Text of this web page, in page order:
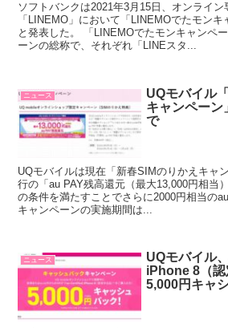
ソフトバンクは2021年3月15日、オンライン
「LINEMO」において「LINEMOでたモン
と発表した。 「LINEMOでたモンキャンペ
ーンの総称で、それぞれ「LINEスタ...
ニュース
UQモバイル
キャンペーン
で
UQモバイルは現在「新春SIMのりかえキャ
行の「au PAY残高還元（最大13,000円相当
の条件を満たすことでさらに2000円相当の
キャンペーンの実施期間は...
ニュース
UQモバイル
iPhone 8（
5,000円キャ